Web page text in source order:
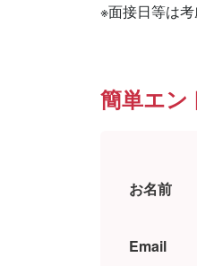
※面接日等は
簡単エン
お名前
Email